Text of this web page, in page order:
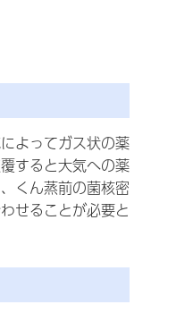
よってガス状の薬
すると大気への薬
くん蒸前の菌核密
せることが必要と